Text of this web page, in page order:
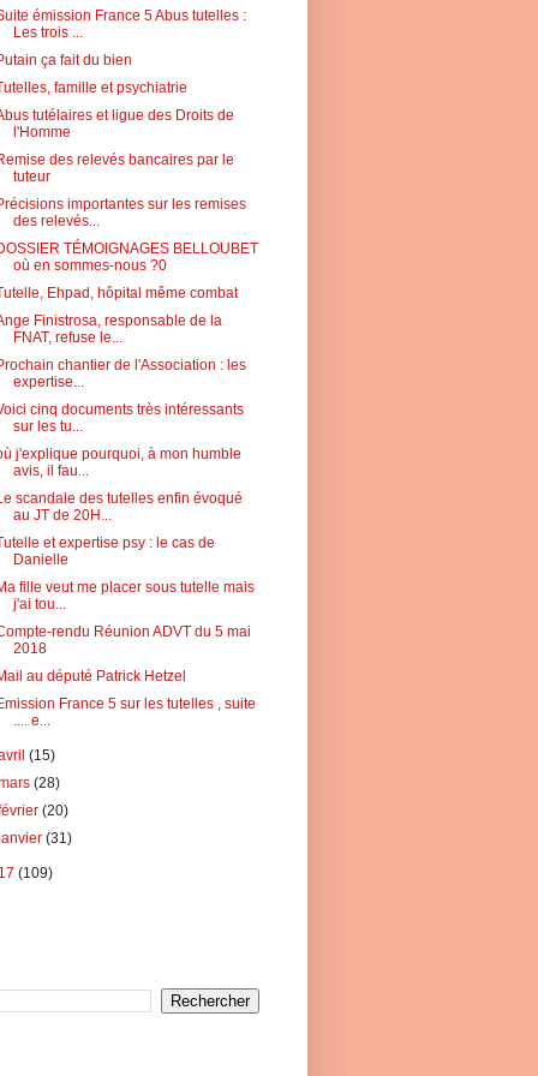
émission France 5 Abus tutelles :
Les trois ...
ça fait du bien
famille et psychiatrie
tutélaires et ligue des Droits de
l'Homme
des relevés bancaires par le
tuteur
importantes sur les remises
des relevés...
TÉMOIGNAGES BELLOUBET
où en sommes-nous ?0
Ehpad, hôpital même combat
Finistrosa, responsable de la
FNAT, refuse le...
chantier de l'Association : les
expertise...
cinq documents très intéressants
sur les tu...
j'explique pourquoi, à mon humble
avis, il fau...
scandale des tutelles enfin évoqué
au JT de 20H...
et expertise psy : le cas de
Danielle
fille veut me placer sous tutelle mais
j'ai tou...
rendu Réunion ADVT du 5 mai
2018
au député Patrick Hetzel
France 5 sur les tutelles , suite
.... e...
(15)
(28)
(20)
(31)
(109)